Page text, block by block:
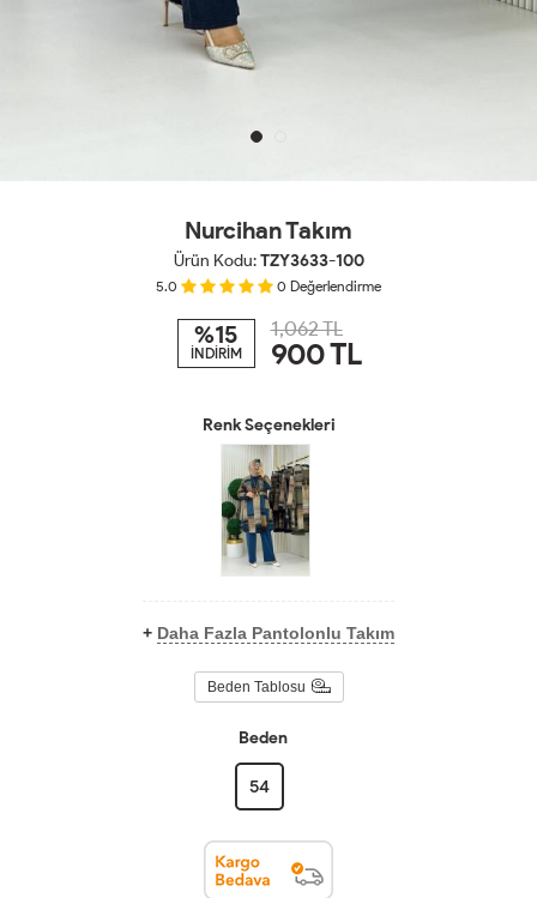
Nurcihan Takım
Ürün Kodu:TZY3633-100
5.0 0 Değerlendirme
%15
İNDİRİM
1,062 TL
900TL
Renk Seçenekleri
+ Daha Fazla Pantolonlu Takım
Beden Tablosu
Beden
54